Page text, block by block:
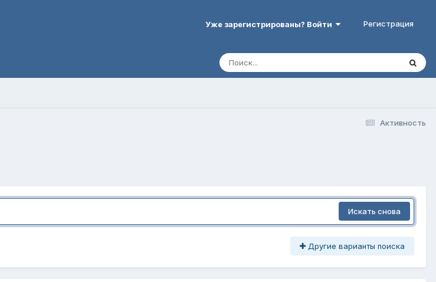
Уже зарегистрированы? Войти Регистрация
Активность
Искать снова
Другие варианты поиска